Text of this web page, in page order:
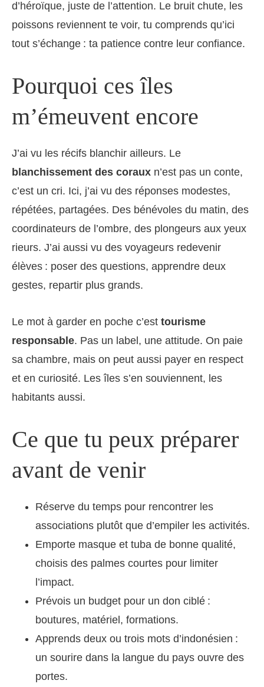
d’héroïque, juste de l’attention. Le bruit chute, les
poissons reviennent te voir, tu comprends qu’ici
tout s’échange : ta patience contre leur confiance.
Pourquoi ces îles
m’émeuvent encore
J’ai vu les récifs blanchir ailleurs. Le
blanchissement des coraux n’est pas un conte,
c’est un cri. Ici, j’ai vu des réponses modestes,
répétées, partagées. Des bénévoles du matin, des
coordinateurs de l’ombre, des plongeurs aux yeux
rieurs. J’ai aussi vu des voyageurs redevenir
élèves : poser des questions, apprendre deux
gestes, repartir plus grands.
Le mot à garder en poche c’est tourisme
responsable. Pas un label, une attitude. On paie
sa chambre, mais on peut aussi payer en respect
et en curiosité. Les îles s’en souviennent, les
habitants aussi.
Ce que tu peux préparer
avant de venir
Réserve du temps pour rencontrer les
associations plutôt que d’empiler les activités.
Emporte masque et tuba de bonne qualité,
choisis des palmes courtes pour limiter
l’impact.
Prévois un budget pour un don ciblé :
boutures, matériel, formations.
Apprends deux ou trois mots d’indonésien :
un sourire dans la langue du pays ouvre des
portes.